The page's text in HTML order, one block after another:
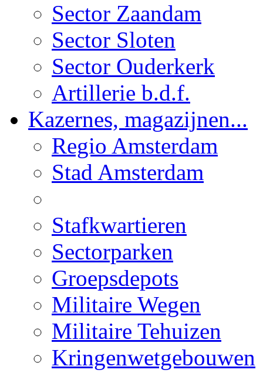
Sector Zaandam
Sector Sloten
Sector Ouderkerk
Artillerie b.d.f.
Kazernes, magazijnen...
Regio Amsterdam
Stad Amsterdam
Stafkwartieren
Sectorparken
Groepsdepots
Militaire Wegen
Militaire Tehuizen
Kringenwetgebouwen